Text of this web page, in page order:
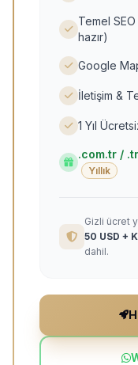
Temel
hazır)
Google
İletişim &
1 Yıl
.com.tr /
Yıllık
Gizli ücret
50 USD +
dahil.